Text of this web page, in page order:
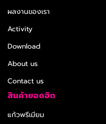
ผลงานของเรา
Activity
Download
About us
Contact us
สินค้ายอดฮิต
แก้วพรีเมียม